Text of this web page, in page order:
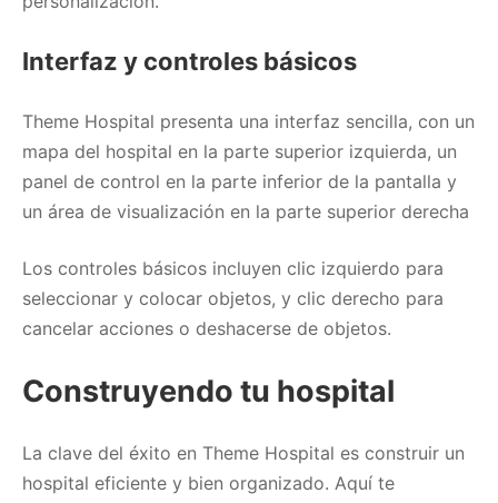
Interfaz y controles básicos
Theme Hospital presenta una interfaz sencilla, con un
mapa del hospital en la parte superior izquierda, un
panel de control en la parte inferior de la pantalla y
un área de visualización en la parte superior derecha
Los controles básicos incluyen clic izquierdo para
seleccionar y colocar objetos, y clic derecho para
cancelar acciones o deshacerse de objetos.
Construyendo tu hospital
La clave del éxito en Theme Hospital es construir un
hospital eficiente y bien organizado. Aquí te